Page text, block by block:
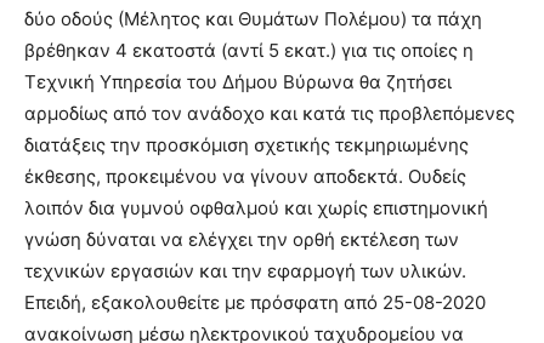
δύο οδούς (Μέλητος και Θυμάτων Πολέμου) τα πάχη
βρέθηκαν 4 εκατοστά (αντί 5 εκατ.) για τις οποίες η
Τεχνική Υπηρεσία του Δήμου Βύρωνα θα ζητήσει
αρμοδίως από τον ανάδοχο και κατά τις προβλεπόμενες
διατάξεις την προσκόμιση σχετικής τεκμηριωμένης
έκθεσης, προκειμένου να γίνουν αποδεκτά. Ουδείς
λοιπόν δια γυμνού οφθαλμού και χωρίς επιστημονική
γνώση δύναται να ελέγχει την ορθή εκτέλεση των
τεχνικών εργασιών και την εφαρμογή των υλικών.
Επειδή, εξακολουθείτε με πρόσφατη από 25-08-2020
ανακοίνωση μέσω ηλεκτρονικού ταχυδρομείου να